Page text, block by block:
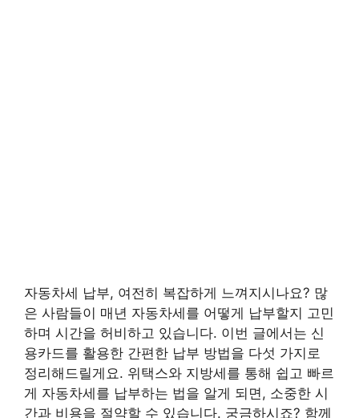
자동차세 납부, 여전히 복잡하게 느껴지시나요? 많
은 사람들이 매년 자동차세를 어떻게 납부할지 고민
하며 시간을 허비하고 있습니다. 이번 글에서는 신
용카드를 활용한 간편한 납부 방법을 다섯 가지로
정리해드릴게요. 위택스와 지방세를 통해 쉽고 빠르
게 자동차세를 납부하는 법을 알게 되면, 소중한 시
간과 비용을 절약할 수 있습니다. 궁금하시죠? 함께